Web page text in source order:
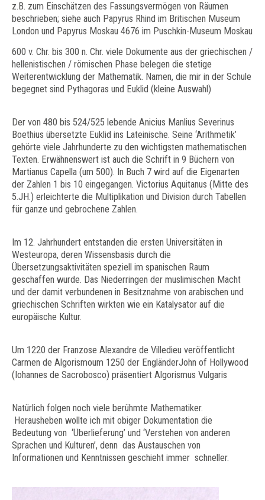
z.B. zum Einschätzen des Fassungsvermögen von Räumen
beschrieben; siehe auch Papyrus Rhind im Britischen Museum
London und Papyrus Moskau 4676 im Puschkin-Museum Moskau
600 v. Chr. bis 300 n. Chr. viele Dokumente aus der griechischen /
hellenistischen / römischen Phase belegen die stetige
Weiterentwicklung der Mathematik. Namen, die mir in der Schule
begegnet sind Pythagoras und Euklid (kleine Auswahl)
Der von 480 bis 524/525 lebende Anicius Manlius Severinus
Boethius übersetzte Euklid ins Lateinische. Seine ‘Arithmetik’
gehörte viele Jahrhunderte zu den wichtigsten mathematischen
Texten. Erwähnenswert ist auch die Schrift in 9 Büchern von
Martianus Capella (um 500). In Buch 7 wird auf die Eigenarten
der Zahlen 1 bis 10 eingegangen. Victorius Aquitanus (Mitte des
5.JH.) erleichterte die Multiplikation und Division durch Tabellen
für ganze und gebrochene Zahlen.
Im 12. Jahrhundert entstanden die ersten Universitäten in
Westeuropa, deren Wissensbasis durch die
Übersetzungsaktivitäten speziell im spanischen Raum
geschaffen wurde. Das Niederringen der muslimischen Macht
und der damit verbundenen in Besitznahme von arabischen und
griechischen Schriften wirkten wie ein Katalysator auf die
europäische Kultur.
Um 1220 der Franzose Alexandre de Villedieu veröffentlicht
Carmen de Algorismoum 1250 der EngländerJohn of Hollywood
(Iohannes de Sacrobosco) präsentiert Algorismus Vulgaris
Natürlich folgen noch viele berühmte Mathematiker.
Herausheben wollte ich mit obiger Dokumentation die
Bedeutung von ‘Überlieferung’ und ‘Verstehen von anderen
Sprachen und Kulturen’, denn das Austauschen von
Informationen und Kenntnissen geschieht immer schneller.